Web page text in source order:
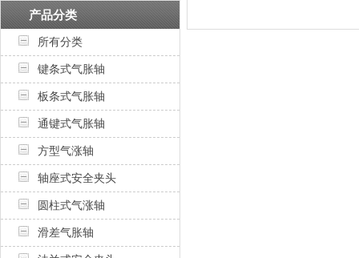
产品分类
所有分类
键条式气胀轴
板条式气胀轴
通键式气胀轴
方型气涨轴
轴座式安全夹头
圆柱式气涨轴
滑差气胀轴